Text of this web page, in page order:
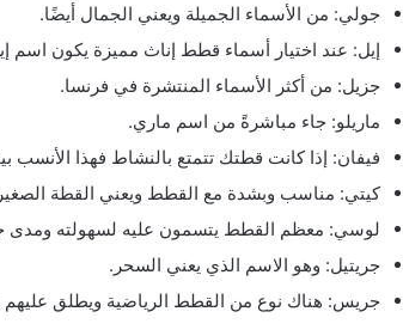
جولي: من الأسماء الجميلة ويعني الجمال أيضًا.
إيل: عند اختيار أسماء قطط إناث مميزة يكون اسم
جزيل: من أكثر الأسماء المنتشرة في فرنسا.
ماريلو: جاء مباشرةً من اسم ماري.
فيفان: إذا كانت قطتك تتمتع بالنشاط فهذا الأنسب
كيتي: مناسب وبشدة مع القطط ويعني القطة
لوسي: معظم القطط يتسمون عليه لسهولته ومدى
جريتيل: وهو الاسم الذي يعني السحر.
جريس: هناك نوع من القطط الرياضية ويطلق